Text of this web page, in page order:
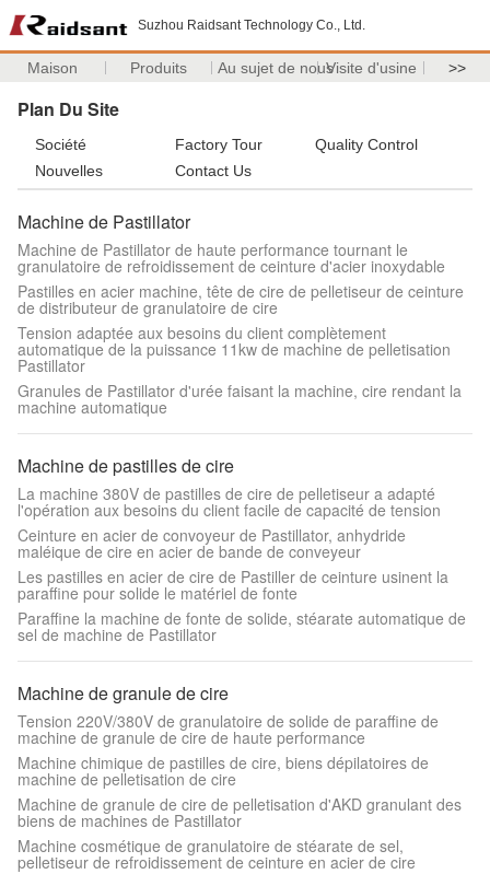
Suzhou Raidsant Technology Co., Ltd.
Maison Produits Au sujet de nousVisite d'usine >>
Plan Du Site
Société Factory Tour
Quality Control
Nouvelles
Contact Us
Machine de Pastillator
Machine de Pastillator de haute performance tournant le
granulatoire de refroidissement de ceinture d'acier inoxydable
Pastilles en acier machine, tête de cire de pelletiseur de ceinture
de distributeur de granulatoire de cire
Tension adaptée aux besoins du client complètement
automatique de la puissance 11kw de machine de pelletisation
Pastillator
Granules de Pastillator d'urée faisant la machine, cire rendant la
machine automatique
Machine de pastilles de cire
La machine 380V de pastilles de cire de pelletiseur a adapté
l'opération aux besoins du client facile de capacité de tension
Ceinture en acier de convoyeur de Pastillator, anhydride
maléique de cire en acier de bande de conveyeur
Les pastilles en acier de cire de Pastiller de ceinture usinent la
paraffine pour solide le matériel de fonte
Paraffine la machine de fonte de solide, stéarate automatique de
sel de machine de Pastillator
Machine de granule de cire
Tension 220V/380V de granulatoire de solide de paraffine de
machine de granule de cire de haute performance
Machine chimique de pastilles de cire, biens dépilatoires de
machine de pelletisation de cire
Machine de granule de cire de pelletisation d'AKD granulant des
biens de machines de Pastillator
Machine cosmétique de granulatoire de stéarate de sel,
pelletiseur de refroidissement de ceinture en acier de cire